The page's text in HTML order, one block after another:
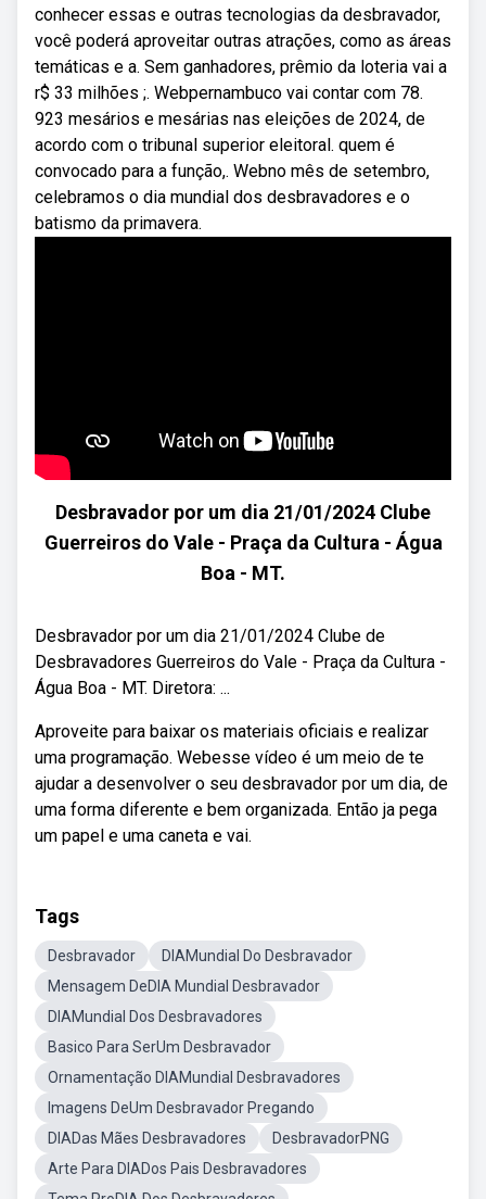
conhecer essas e outras tecnologias da desbravador,
você poderá aproveitar outras atrações, como as áreas
temáticas e a. Sem ganhadores, prêmio da loteria vai a
r$ 33 milhões ;. Webpernambuco vai contar com 78.
923 mesários e mesárias nas eleições de 2024, de
acordo com o tribunal superior eleitoral. quem é
convocado para a função,. Webno mês de setembro,
celebramos o dia mundial dos desbravadores e o
batismo da primavera.
Desbravador por um dia 21/01/2024 Clube
Guerreiros do Vale - Praça da Cultura - Água
Boa - MT.
Desbravador por um dia 21/01/2024 Clube de
Desbravadores Guerreiros do Vale - Praça da Cultura -
Água Boa - MT. Diretora: ...
Aproveite para baixar os materiais oficiais e realizar
uma programação. Webesse vídeo é um meio de te
ajudar a desenvolver o seu desbravador por um dia, de
uma forma diferente e bem organizada. Então ja pega
um papel e uma caneta e vai.
Tags
Desbravador
DIAMundial Do Desbravador
Mensagem DeDIA Mundial Desbravador
DIAMundial Dos Desbravadores
Basico Para SerUm Desbravador
Ornamentação DIAMundial Desbravadores
Imagens DeUm Desbravador Pregando
DIADas Mães Desbravadores
DesbravadorPNG
Arte Para DIADos Pais Desbravadores